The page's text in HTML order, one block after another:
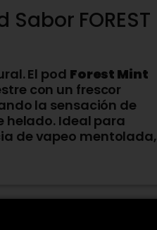
FOREST
El pod Forest Mint
con un frescor
la sensación de
helado. Ideal para
de vapeo mentolada,